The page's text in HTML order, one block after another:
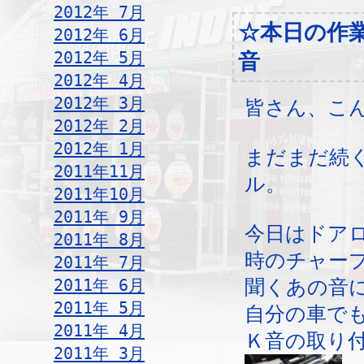
2012年 7月
2012年 6月
2012年 5月
2012年 4月
2012年 3月
2012年 2月
2012年 1月
2011年11月
2011年10月
2011年 9月
2011年 8月
2011年 7月
2011年 6月
2011年 5月
2011年 4月
2011年 3月
☆本日の作
音
皆さん、こ
まだまだ続
ル。
今日はドア
時のチャー
聞くあの音
自分の車で
Ｋ音の取り